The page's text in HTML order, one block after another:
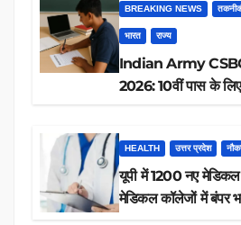
BREAKING NEWS
भारत राज्य
Indian Army
2026: 10वीं पास के लिए
HEALTH उत्तर प्रदेश
यूपी में 1200 नए मेडिकल
मेडिकल कॉलेजों में बंपर